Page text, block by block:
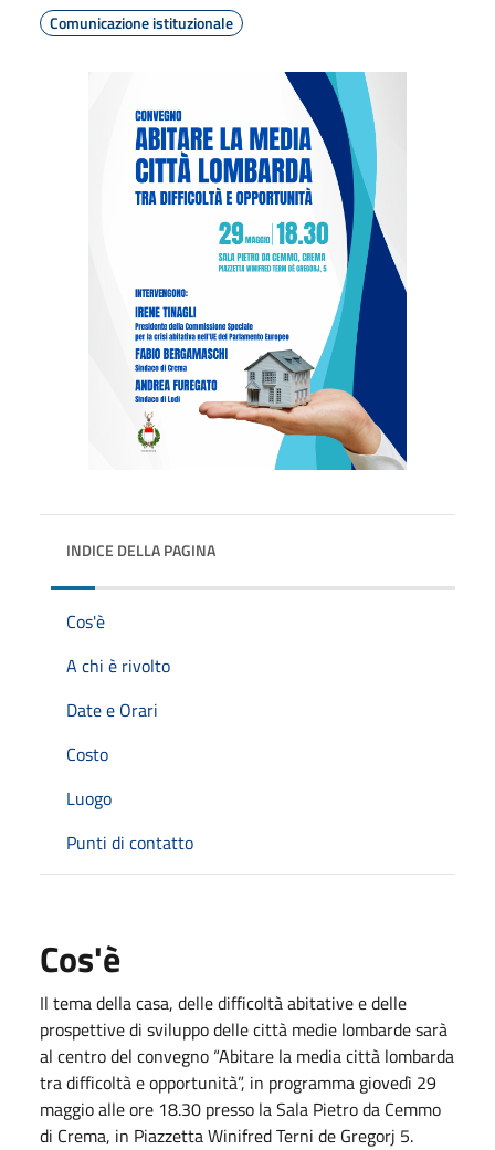
Comunicazione istituzionale
INDICE DELLA PAGINA
Cos'è
A chi è rivolto
Date e Orari
Costo
Luogo
Punti di contatto
Cos'è
Il tema della casa, delle difficoltà abitative e delle
prospettive di sviluppo delle città medie lombarde sarà
al centro del convegno “Abitare la media città lombarda
tra difficoltà e opportunità”, in programma giovedì 29
maggio alle ore 18.30 presso la Sala Pietro da Cemmo
di Crema, in Piazzetta Winifred Terni de Gregorj 5.